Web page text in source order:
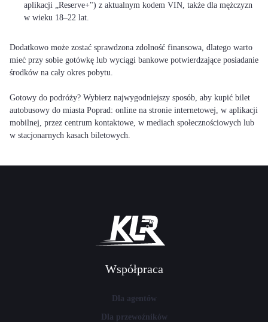
aplikacji „Reserve+") z aktualnym kodem VIN, także dla mężczyzn
w wieku 18–22 lat.
Dodatkowo może zostać sprawdzona zdolność finansowa, dlatego warto
mieć przy sobie gotówkę lub wyciągi bankowe potwierdzające posiadanie
środków na cały okres pobytu.
Gotowy do podróży? Wybierz najwygodniejszy sposób, aby kupić bilet
autobusowy do miasta Poprad: online na stronie internetowej, w aplikacji
mobilnej, przez centrum kontaktowe, w mediach społecznościowych lub
w stacjonarnych kasach biletowych.
Współpraca
Dla agentów
Dla przewoźników